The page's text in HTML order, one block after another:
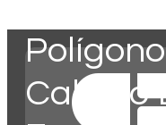
Cabezo